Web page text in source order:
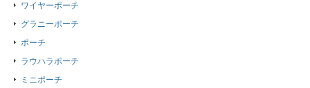
ワイヤーポーチ
グラニーポーチ
ポーチ
ラウハラポーチ
ミニポーチ